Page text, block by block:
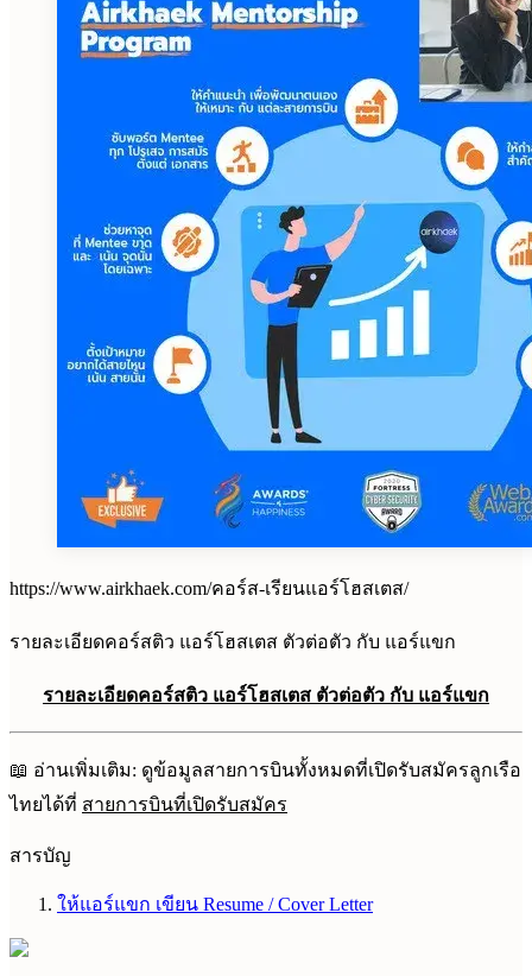
https://www.airkhaek.com/คอร์ส-เรียนแอร์โฮสเตส/
รายละเอียดคอร์สติว แอร์โฮสเตส ตัวต่อตัว กับ แอร์แขก
รายละเอียดคอร์สติว แอร์โฮสเตส ตัวต่อตัว กับ แอร์แขก
📖 อ่านเพิ่มเติม: ดูข้อมูลสายการบินทั้งหมดที่เปิดรับสมัครลูกเรือ
ไทยได้ที่ สายการบินที่เปิดรับสมัคร
สารบัญ
ให้แอร์แขก เขียน Resume / Cover Letter